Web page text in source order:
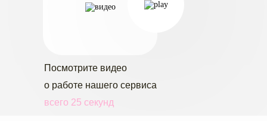
ОтзывыПосмотрите видео
о работе нашего сервиса
всего 25 секунд